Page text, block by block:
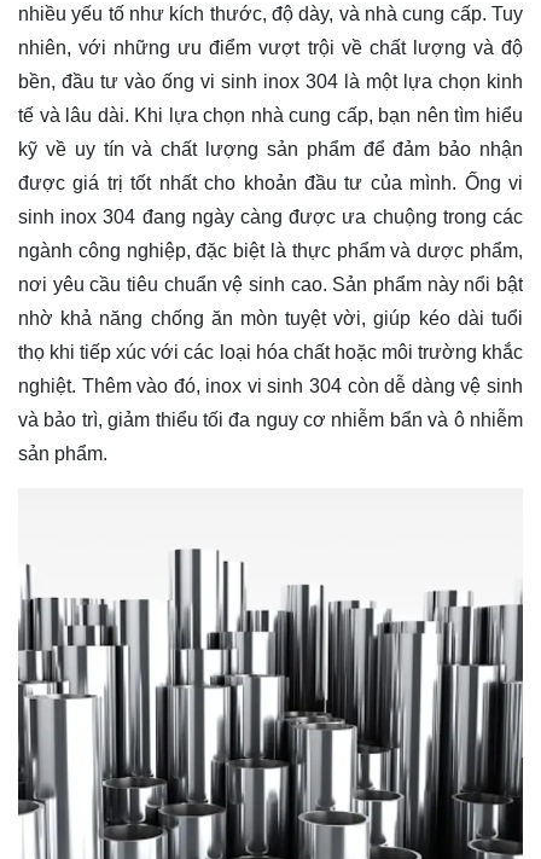
nhiều yếu tố như kích thước, độ dày, và nhà cung cấp. Tuy
nhiên, với những ưu điểm vượt trội về chất lượng và độ
bền, đầu tư vào ống vi sinh inox 304 là một lựa chọn kinh
tế và lâu dài. Khi lựa chọn nhà cung cấp, bạn nên tìm hiểu
kỹ về uy tín và chất lượng sản phẩm để đảm bảo nhận
được giá trị tốt nhất cho khoản đầu tư của mình. Ống vi
sinh inox 304 đang ngày càng được ưa chuộng trong các
ngành công nghiệp, đặc biệt là thực phẩm và dược phẩm,
nơi yêu cầu tiêu chuẩn vệ sinh cao. Sản phẩm này nổi bật
nhờ khả năng chống ăn mòn tuyệt vời, giúp kéo dài tuổi
thọ khi tiếp xúc với các loại hóa chất hoặc môi trường khắc
nghiệt. Thêm vào đó, inox vi sinh 304 còn dễ dàng vệ sinh
và bảo trì, giảm thiểu tối đa nguy cơ nhiễm bẩn và ô nhiễm
sản phẩm.